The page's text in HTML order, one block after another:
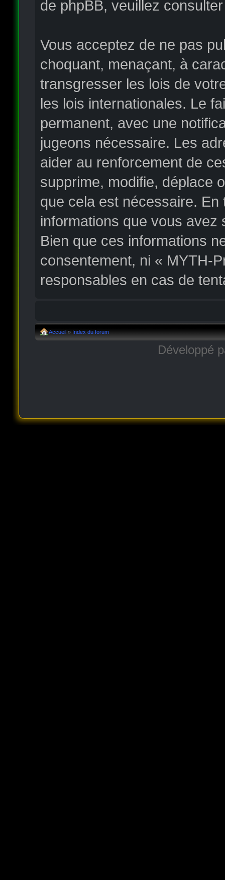
de phpBB, veuillez
Vous acceptez de ne pas
choquant, menaçant, à
transgresser les lois de
les lois internationales. Le
permanent, avec une
jugeons nécessaire. Les
aider au renforcement de
supprime, modifie, déplace
que cela est nécessaire.
informations que vous
Bien que ces informations
consentement, ni « MYTH-
responsables en cas de
Accueil » Index du forum
Développé